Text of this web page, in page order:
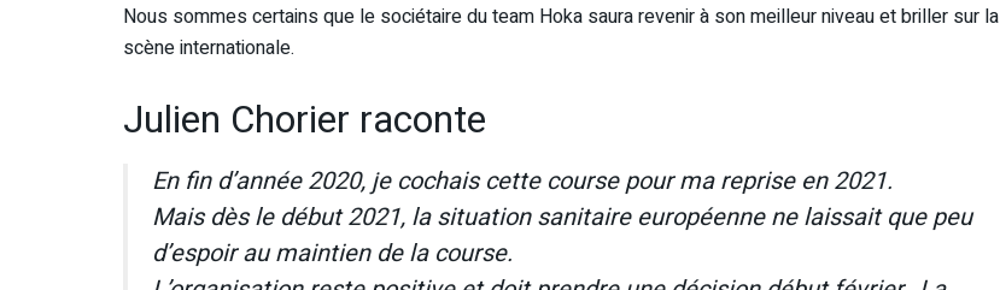
Nous sommes certains que le sociétaire du team Hoka saura revenir à son meilleur niveau et briller sur la
scène internationale.
Julien Chorier raconte
En fin d’année 2020, je cochais cette course pour ma reprise en 2021.
Mais dès le début 2021, la situation sanitaire européenne ne laissait que peu
d’espoir au maintien de la course.